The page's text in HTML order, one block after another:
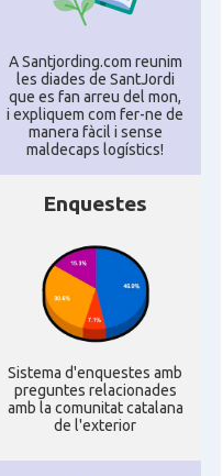
A Santjording.com reunim
les diades de SantJordi
que es fan arreu del mon,
i expliquem com fer-ne de
manera fàcil i sense
maldecaps logí­stics!
Enquestes
Sistema d'enquestes amb
preguntes relacionades
amb la comunitat catalana
de l'exterior